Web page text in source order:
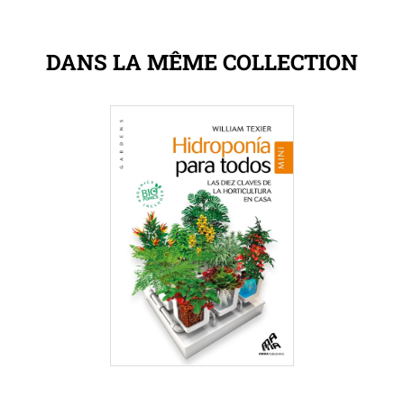
DANS LA MÊME COLLECTION